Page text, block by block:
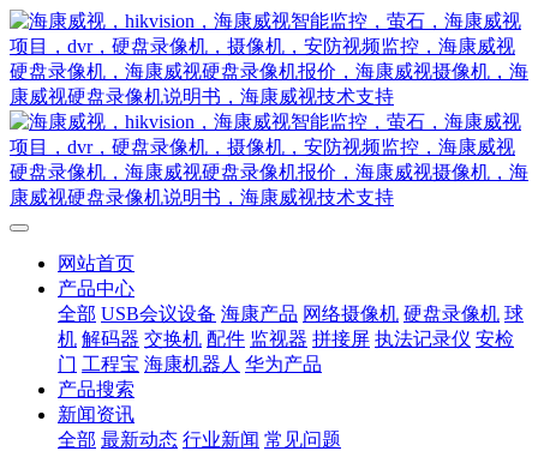
网站首页
产品中心
全部 USB会议设备 海康产品 网络摄像机 硬盘录像机 球
机 解码器 交换机 配件 监视器 拼接屏 执法记录仪 安检
门 工程宝 海康机器人 华为产品
产品搜索
新闻资讯
全部 最新动态 行业新闻 常见问题